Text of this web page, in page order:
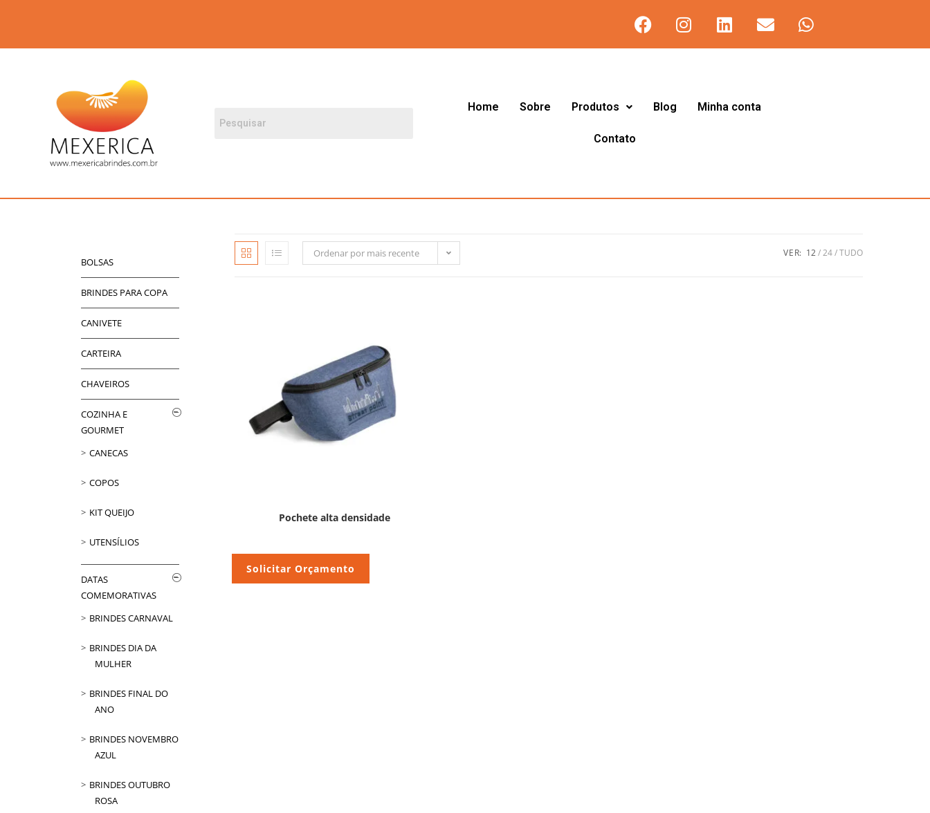
Home Sobre Produtos Blog Minha conta
Contato
Ordenar por mais recente VER: 12 24 TUDO
Pochete alta densidade
Solicitar Orçamento
BOLSAS
BRINDES PARA COPA
CANIVETE
CARTEIRA
CHAVEIROS
COZINHA E
GOURMET
CANECAS
COPOS
KIT QUEIJO
UTENSÍLIOS
DATAS
COMEMORATIVAS
BRINDES CARNAVAL
BRINDES DIA DA
MULHER
BRINDES FINAL DO
ANO
BRINDES NOVEMBRO
AZUL
BRINDES OUTUBRO
ROSA